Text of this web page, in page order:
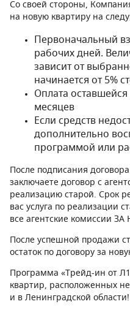
Со своей стороны,
на новую квартиру на
Первоначальный
рабочих дней.
зависит от
начинается от 5%
Оплата
месяцев
Если средств
дополнительно
программой или
После подписания
заключаете договор с
реализацию старой. Срок
вас услуга по реализации
все агентские комиссии
После успешной продажи
остаток по договору за
Программа «Трейд-ин от
квартир, расположенных
и в Ленинградской области!